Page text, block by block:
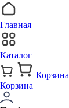
Главная
Каталог
Корзина
Корзина